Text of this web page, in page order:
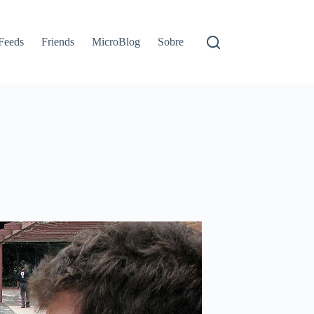
Friends MicroBlog Sobre